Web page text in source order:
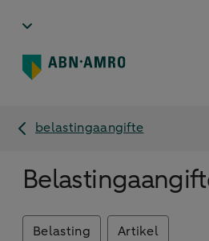
belastingaangifte
Belasting Artikel